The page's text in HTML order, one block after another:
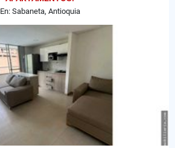
En: Sabaneta, Antioquia